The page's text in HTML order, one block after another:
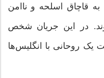
قاچاق اسلحه و ناامن
در این جریان شخص
یک روحانی با انگلیس‌ها